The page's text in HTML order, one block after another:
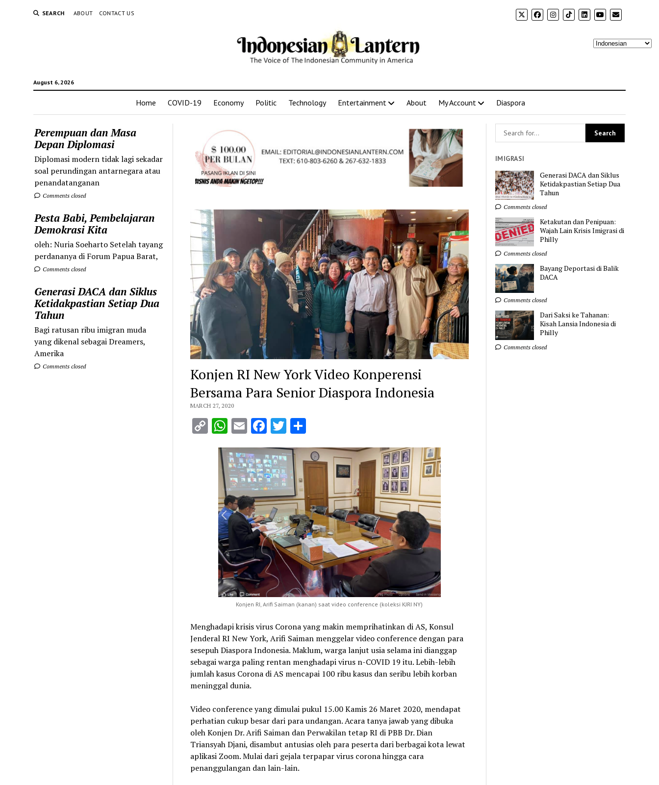
SEARCH ABOUT CONTACT US
August 6, 2026
Home COVID-19 Economy Politic Technology Entertainment About My Account Diaspora
Perempuan dan Masa
Depan Diplomasi
Diplomasi modern tidak lagi sekadar
soal perundingan antarnegara atau
penandatanganan
Comments closed
Pesta Babi, Pembelajaran
Demokrasi Kita
oleh: Nuria Soeharto Setelah tayang
perdananya di Forum Papua Barat,
Comments closed
Generasi DACA dan Siklus
Ketidakpastian Setiap Dua
Tahun
Bagi ratusan ribu imigran muda
yang dikenal sebagai Dreamers,
Amerika
Comments closed
Konjen RI New York Video Konperensi
Bersama Para Senior Diaspora Indonesia
MARCH 27, 2020
CopyWhatsApp
EmailFacebook
Twitter
Share
Konjen RI, Arifi Saiman (kanan) saat video conference (koleksi KJRI NY)
Menghadapi krisis virus Corona yang makin memprihatinkan di AS, Konsul
Jenderal RI New York, Arifi Saiman menggelar video conference dengan para
sesepuh Diaspora Indonesia. Maklum, warga lanjut usia selama ini dianggap
sebagai warga paling rentan menghadapi virus n-COVID 19 itu. Lebih-lebih
jumlah kasus Corona di AS mencapai 100 ribu kasus dan seribu lebih korban
meninggal dunia.
Video conference yang dimulai pukul 15.00 Kamis 26 Maret 2020, mendapat
perhatian cukup besar dari para undangan. Acara tanya jawab yang dibuka
oleh Konjen Dr. Arifi Saiman dan Perwakilan tetap RI di PBB Dr. Dian
Triansyah Djani, disambut antusias oleh para peserta dari berbagai kota lewat
aplikasi Zoom. Mulai dari gejala terpapar virus corona hingga cara
penanggulangan dan lain-lain.
IMIGRASI
Generasi DACA dan Siklus
Ketidakpastian Setiap Dua
Tahun
Comments closed
Ketakutan dan Penipuan:
Wajah Lain Krisis Imigrasi di
Philly
Comments closed
Bayang Deportasi di Balik
DACA
Comments closed
Dari Saksi ke Tahanan:
Kisah Lansia Indonesia di
Philly
Comments closed